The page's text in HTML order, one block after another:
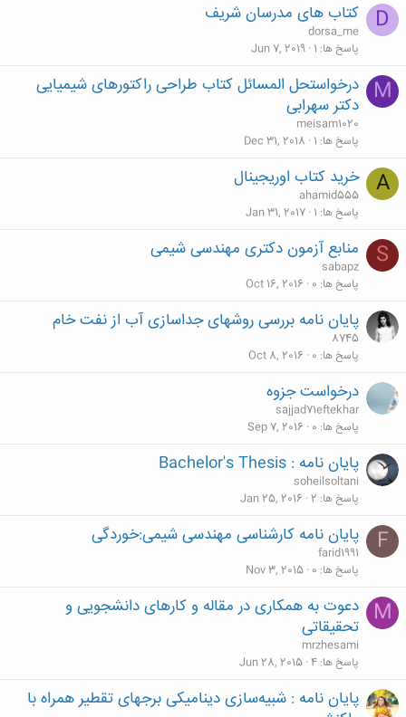
D کتاب های مدرسان شریف
dorsa_me
پاسخ ها 1
Jun 7, 2019
M
درخواستحل المسائل کتاب طراحی راکتورهای شیمیایی
دکتر سهرابی
meisam1020
پاسخ ها 1
Dec 31, 2018
A خرید کتاب اوریجینال
ahamid555
پاسخ ها 1
Jan 31, 2017
S منابع آزمون دکتری مهندسی شیمی
sabapz
پاسخ ها 0
Oct 16, 2016
پایان نامه بررسی روشهای جداسازی آب از نفت خام
8745
پاسخ ها 0
Oct 8, 2016
درخواست جزوه
sajjad71eftekhar
پاسخ ها 0
Sep 7, 2016
پایان نامه : Bachelor's Thesis
soheilsoltani
پاسخ ها 2
Jan 25, 2016
F پایان نامه کارشناسی مهندسی شیمی:خوردگی
farid1991
پاسخ ها 0
Nov 3, 2015
M
دعوت به همکاری در مقاله و کارهای دانشجویی و
تحقیقاتی
mrzhesami
پاسخ ها 4
Jun 28, 2015
پایان نامه : شبیه‌سازی دینامیکی برجهای تقطیر همراه با